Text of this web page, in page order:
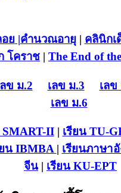
ย |คำนวณอายุ | คลินิกเ
โคราช | The End of
ลข ม.2 เลข ม.3 เลข
เลข ม.6
SMART-II| เรียน TU-
น IBMBA | เรียนภาษา
จีน | เรียน KU-EPT